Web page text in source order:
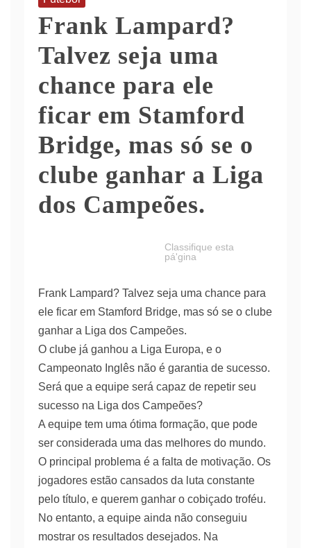
Frank Lampard?
Talvez seja uma
chance para ele
ficar em Stamford
Bridge, mas só se o
clube ganhar a Liga
dos Campeões.
Classifique esta
pá'gina
Frank Lampard? Talvez seja uma chance para
ele ficar em Stamford Bridge, mas só se o clube
ganhar a Liga dos Campeões.
O clube já ganhou a Liga Europa, e o
Campeonato Inglês não é garantia de sucesso.
Será que a equipe será capaz de repetir seu
sucesso na Liga dos Campeões?
A equipe tem uma ótima formação, que pode
ser considerada uma das melhores do mundo.
O principal problema é a falta de motivação. Os
jogadores estão cansados da luta constante
pelo título, e querem ganhar o cobiçado troféu.
No entanto, a equipe ainda não conseguiu
mostrar os resultados desejados. Na